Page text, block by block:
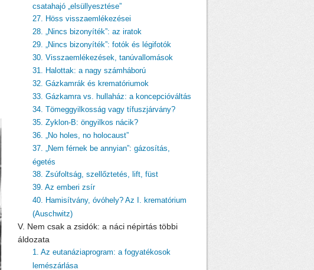
csatahajó „elsüllyesztése”
27. Höss visszaemlékezései
28. „Nincs bizonyíték”: az iratok
29. „Nincs bizonyíték”: fotók és légifotók
30. Visszaemlékezések, tanúvallomások
31. Halottak: a nagy számháború
32. Gázkamrák és krematóriumok
33. Gázkamra vs. hullaház: a koncepcióváltás
34. Tömeggyilkosság vagy tífuszjárvány?
35. Zyklon-B: öngyilkos nácik?
36. „No holes, no holocaust”
37. „Nem férnek be annyian”: gázosítás,
égetés
38. Zsúfoltság, szellőztetés, lift, füst
39. Az emberi zsír
40. Hamisítvány, óvóhely? Az I. krematórium
(Auschwitz)
V. Nem csak a zsidók: a náci népirtás többi
áldozata
1. Az eutanáziaprogram: a fogyatékosok
lemészárlása